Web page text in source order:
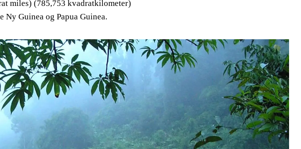
miles) (785,753 kvadratkilometer)
Ny Guinea og Papua Guinea.